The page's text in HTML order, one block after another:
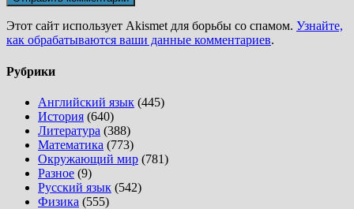
Этот сайт использует Akismet для борьбы со спамом. Узнайте,
как обрабатываются ваши данные комментариев.
Рубрики
Английский язык (445)
История (640)
Литература (388)
Математика (773)
Окружающий мир (781)
Разное (9)
Русский язык (542)
Физика (555)